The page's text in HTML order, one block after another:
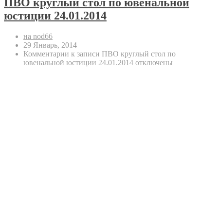
ПВО круглый стол по ювенальной
юстиции 24.01.2014
на nod66
29 Январь, 2014
Комментарии к записи ПВО круглый стол по
ювенальной юстиции 24.01.2014 отключены